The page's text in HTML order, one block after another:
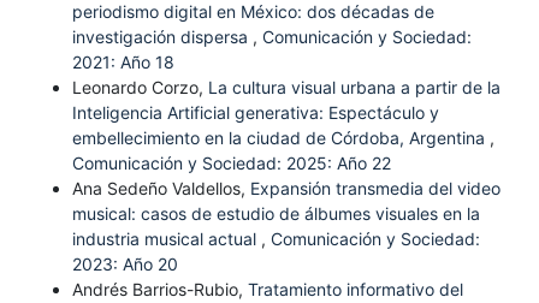
periodismo digital en México: dos décadas de
investigación dispersa , Comunicación y Sociedad:
2021: Año 18
Leonardo Corzo, La cultura visual urbana a partir de la
Inteligencia Artificial generativa: Espectáculo y
embellecimiento en la ciudad de Córdoba, Argentina ,
Comunicación y Sociedad: 2025: Año 22
Ana Sedeño Valdellos, Expansión transmedia del video
musical: casos de estudio de álbumes visuales en la
industria musical actual , Comunicación y Sociedad:
2023: Año 20
Andrés Barrios-Rubio, Tratamiento informativo del